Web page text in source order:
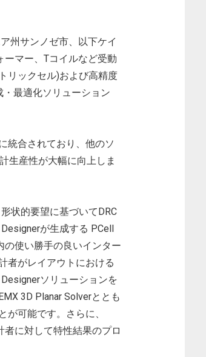
州サンノゼ市、以下ケイ
マー、Tコイルなど受動
リックセル)および高精度
最適化ソリューション
統合されており、他のソ
生産性が大幅に向上しま
状的要望に基づいてDRC
が生成する PCell
使い勝手の良いインター
者がレイアウトにおける
ソリューションを
3D Planar Solverととも
可能です。さらに、
に対して特性結果のプロ